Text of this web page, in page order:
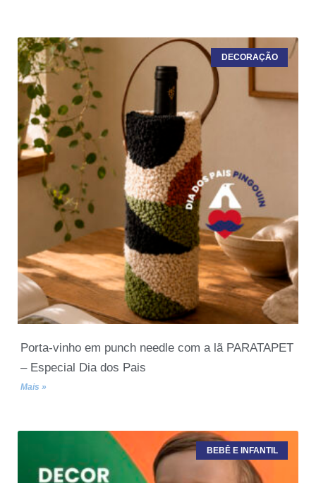
DECORAÇÃO
Porta-vinho em punch needle com a lã PARATAPET
– Especial Dia dos Pais
Mais »
BEBÊ E INFANTIL